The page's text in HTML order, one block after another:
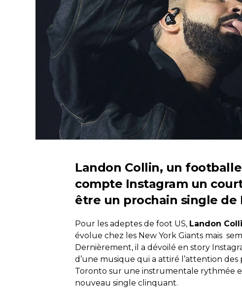
Landon Collin, un
compte Instagram un
être un prochain single de
Pour les adeptes de foot US, Landon
évolue chez les New York Giants mais
Dernièrement, il a dévoilé en story
d’une musique qui a attiré l’attention
Toronto sur une instrumentale rythmée
nouveau single clinquant.